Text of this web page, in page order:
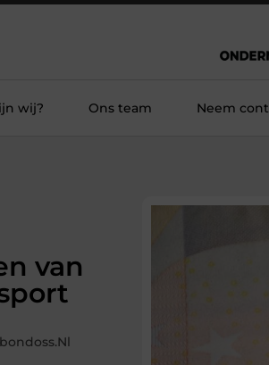
wij? Ons team Neem
van